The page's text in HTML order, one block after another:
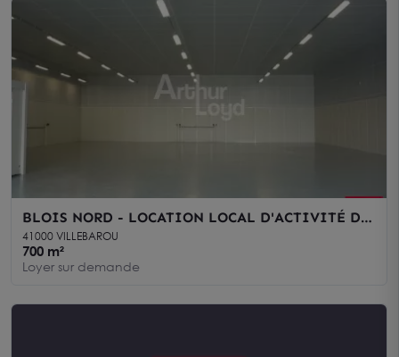
BLOIS NORD - LOCATION LOCAL D'ACTIVITÉ DE
700 M² - ACCÈS POIDS LOURDS
41000 VILLEBAROU
700 m²
Loyer sur demande